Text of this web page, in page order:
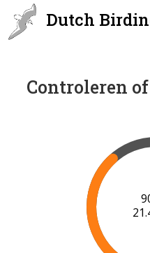
Dutch
Controleren